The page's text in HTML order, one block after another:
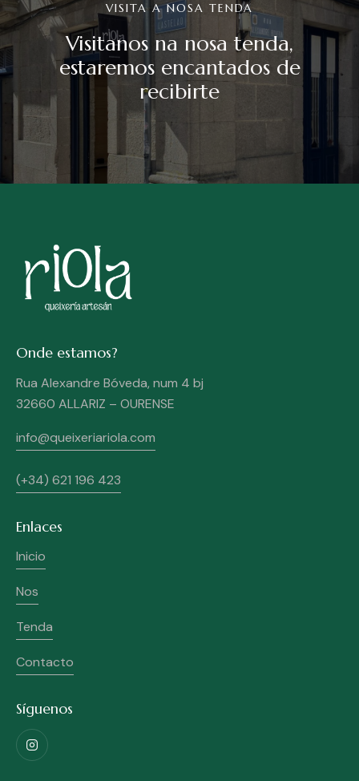
VISITA A NOSA TENDA
Visitanos na nosa tenda,
estaremos encantados de
recibirte
Onde estamos?
Rua Alexandre Bóveda, num 4 bj
32660 ALLARIZ – OURENSE
info@queixeriariola.com
(+34) 621 196 423
Enlaces
Inicio
Nos
Tenda
Contacto
Síguenos